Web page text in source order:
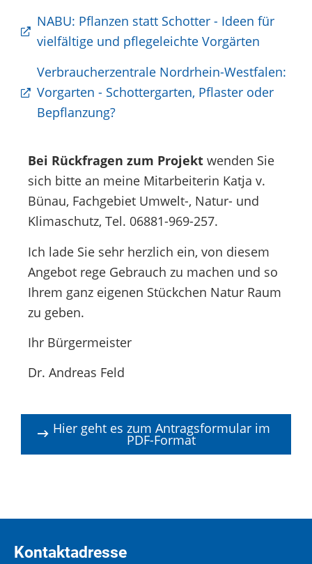
NABU: Pflanzen statt Schotter - Ideen für
vielfältige und pflegeleichte Vorgärten
Verbraucherzentrale Nordrhein-Westfalen:
Vorgarten - Schottergarten, Pflaster oder
Bepflanzung?
Bei Rückfragen zum Projekt wenden Sie
sich bitte an meine Mitarbeiterin Katja v.
Bünau, Fachgebiet Umwelt-, Natur- und
Klimaschutz, Tel. 06881-969-257.
Ich lade Sie sehr herzlich ein, von diesem
Angebot rege Gebrauch zu machen und so
Ihrem ganz eigenen Stückchen Natur Raum
zu geben.
Ihr Bürgermeister
Dr. Andreas Feld
Hier geht es zum Antragsformular im
PDF-Format
Kontaktadresse